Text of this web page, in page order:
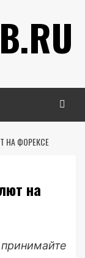
НА ФОРЕКСЕ
на